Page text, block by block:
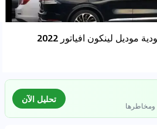
لينكون افياتور 2022
ومخاطرها
تحليل الآن